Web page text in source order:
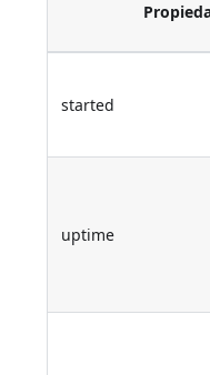
started
uptime